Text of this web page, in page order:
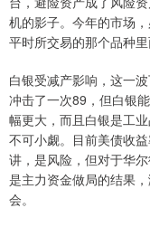
机的影子。今年的市场
平时所交易的那个品种里
白银受减产影响，这一
冲击了一次89，但白银
幅更大，而且白银是工
不可小觑。目前美债收
讲，是风险，但对于华
是主力资金做局的结果
会。